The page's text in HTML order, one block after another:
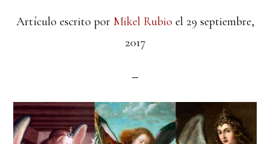
Artículo escrito por Mikel Rubio el 29 septiembre,
2017